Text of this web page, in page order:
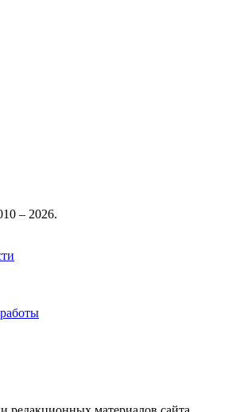
– 2026.